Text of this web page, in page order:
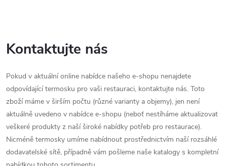
v
l
á
d
a
c
Kontaktujte nás
Pokud v aktuální online nabídce našeho e-shopu nenajdete
odpovídající termosku pro vaši restauraci, kontaktujte nás. Toto
zboží máme v širším počtu (různé varianty a objemy), jen není
aktuálně uvedeno v nabídce e-shopu (neboť nestíháme aktualizovat
veškeré produkty z naší široké nabídky potřeb pro restaurace).
Nicméně termosky umíme nabídnout prostřednictvím naší rozsáhlé
dodavatelské sítě, případně vám pošleme naše katalogy s kompletní